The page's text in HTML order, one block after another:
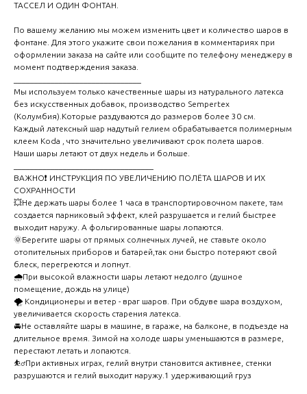
ТАССЕЛ И ОДИН ФОНТАН.
По вашему желанию мы можем изменить цвет и количество шаров в
фонтане. Для этого укажите свои пожелания в комментариях при
оформлении заказа на сайте или сообщите по телефону менеджеру в
момент подтверждения заказа.
Мы используем только качественные шары из натурального латекса
без искусственных добавок, производство Sempertex
(Колумбия).Которые раздуваются до размеров более 30 см.
Каждый латексный шар надутый гелием обрабатывается полимерным
клеем Koda , что значительно увеличивают срок полета шаров.
Наши шары летают от двух недель и больше.
ВАЖНО❗ ИНСТРУКЦИЯ ПО УВЕЛИЧЕНИЮ ПОЛЁТА ШАРОВ И ИХ
СОХРАННОСТИ
💥Не держать шары более 1 часа в транспортировочном пакете, там
создается парниковый эффект, клей разрушается и гелий быстрее
выходит наружу. А фольгированные шары лопаются.
🌞Берегите шары от прямых солнечных лучей, не ставьте около
отопительных приборов и батарей,так они быстро потеряют свой
блеск, перегреются и лопнут.
🌧️При высокой влажности шары летают недолго (душное
помещение, дождь на улице)
🌪️ Кондиционеры и ветер - враг шаров. При обдуве шара воздухом,
увеличивается скорость старения латекса.
🚘Не оставляйте шары в машине, в гараже, на балконе, в подъезде на
длительное время. Зимой на холоде шары уменьшаются в размере,
перестают летать и лопаются.
⛹️‍♂️При активных играх, гелий внутри становится активнее, стенки
разрушаются и гелий выходит наружу.1 удерживающий груз